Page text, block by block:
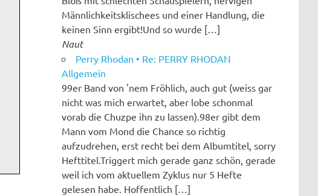
Männlichkeitsklischees und einer Handlung, die
keinen Sinn ergibt!Und so wurde […]
Naut
Perry Rhodan • Re: PERRY RHODAN
Allgemein
99er Band von 'nem Fröhlich, auch gut (weiss gar
nicht was mich erwartet, aber lobe schonmal
vorab die Chuzpe ihn zu lassen).98er gibt dem
Mann vom Mond die Chance so richtig
aufzudrehen, erst recht bei dem Albumtitel, sorry
Hefttitel.Triggert mich gerade ganz schön, gerade
weil ich vom aktuellem Zyklus nur 5 Hefte
gelesen habe. Hoffentlich […]